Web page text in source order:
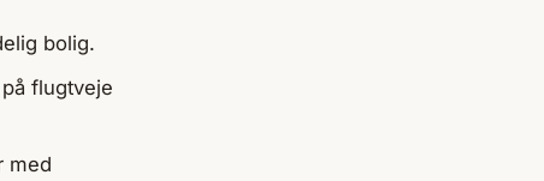
bolig.
flugtveje
med